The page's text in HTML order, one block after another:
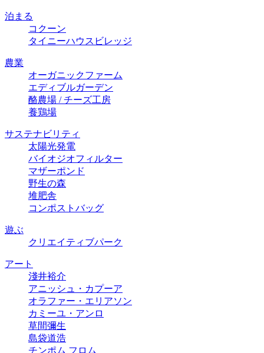
泊まる
コクーン
タイニーハウスビレッジ
農業
オーガニックファーム
エディブルガーデン
酪農場 / チーズ⼯房
養鶏場
サステナビリティ
太陽光発電
バイオジオフィルター
マザーポンド
野生の森
堆肥舎
コンポストバッグ
遊ぶ
クリエイティブパーク
アート
淺井裕介
アニッシュ・カプーア
オラファー・エリアソン
カミーユ・アンロ
草間彌生
島袋道浩
チンポム フロム